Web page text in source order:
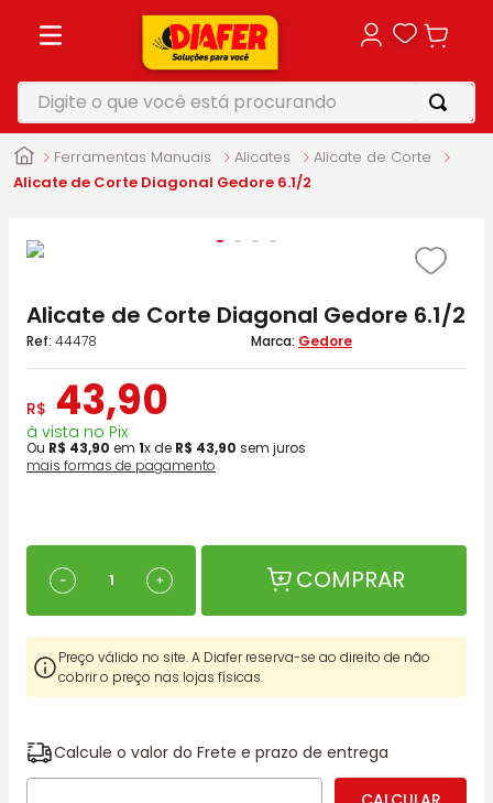
Digite o que você está procurando
Ferramentas Manuais Alicates
Alicate de Corte
Alicate de Corte Diagonal Gedore 6.1/2
Alicate de Corte Diagonal Gedore 6.1/2
: 44478 Gedore
R$ 43,90
à vista no Pix
Ou R$ 43,90 em 1x de R$ 43,90 sem juros
mais formas de pagamento
＋
－ COMPRAR
Preço válido no site. A Diafer reserva-se ao direito de não
cobrir o preço nas lojas físicas.
Calcule o valor do Frete e prazo de entrega
1º
motosserra
5º furadeira